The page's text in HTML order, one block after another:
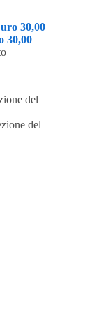
30,00
30,00
del
del